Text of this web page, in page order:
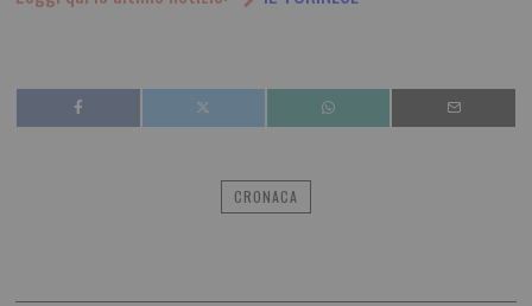
CRONACA